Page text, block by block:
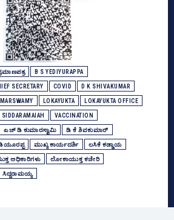
B S YEDIYURAPPA
SECRETARY COVID D K SHIVAKUMAR
LOKAYUKTA LOKAYUKTA OFFICE
SIDDARAMAIAH VACCINATION
ಎಚ್‌ ಡಿ ಕುಮಾರಸ್ವಾಮಿ ಡಿ ಕೆ ಶಿವಕುಮಾರ್
ಮುಖ್ಯ ಕಾರ್ಯದರ್ಶಿ ಲಸಿಕೆ ಕಡ್ಡಾಯ
ಅಧಿಕಾರಿಗಳು ಲೋಕಾಯುಕ್ತ ಕಚೇರಿ
ಸಿದ್ದರಾಮಯ್ಯ